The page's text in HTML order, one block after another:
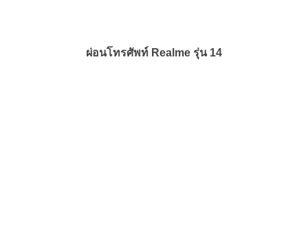
ผ่อนโทรศัพท์ Realme รุ่น 14